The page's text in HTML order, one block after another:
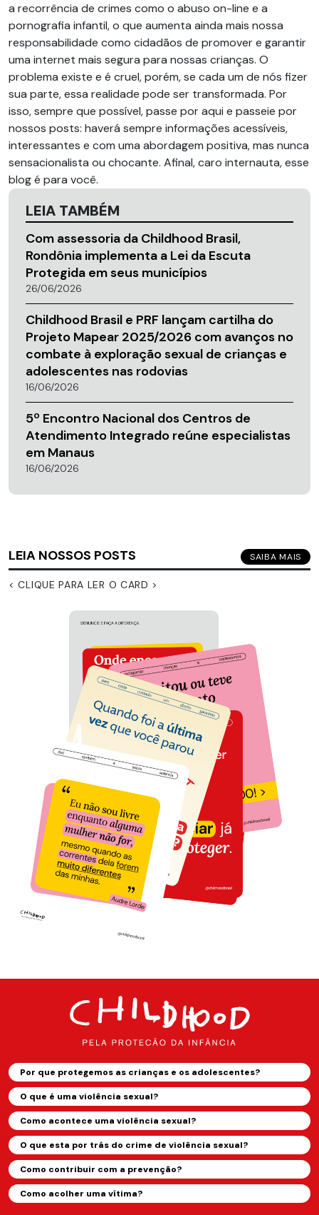
a recorrência de crimes como o abuso on-line e a
pornografia infantil, o que aumenta ainda mais nossa
responsabilidade como cidadãos de promover e garantir
uma internet mais segura para nossas crianças. O
problema existe e é cruel, porém, se cada um de nós fizer
sua parte, essa realidade pode ser transformada. Por
isso, sempre que possível, passe por aqui e passeie por
nossos posts: haverá sempre informações acessíveis,
interessantes e com uma abordagem positiva, mas nunca
sensacionalista ou chocante. Afinal, caro internauta, esse
blog é para você.
LEIA TAMBÉM
Com assessoria da Childhood Brasil,
Rondônia implementa a Lei da Escuta
Protegida em seus municípios
26/06/2026
Childhood Brasil e PRF lançam cartilha do
Projeto Mapear 2025/2026 com avanços no
combate à exploração sexual de crianças e
adolescentes nas rodovias
16/06/2026
5º Encontro Nacional dos Centros de
Atendimento Integrado reúne especialistas
em Manaus
16/06/2026
LEIA NOSSOS POSTS SAIBA MAIS
< CLIQUE PARA LER O CARD >
Por que protegemos as crianças e os adolescentes?
O que é uma violência sexual?
Como acontece uma violência sexual?
O que esta por trás do crime de violência sexual?
Como contribuir com a prevenção?
Como acolher uma vítima?